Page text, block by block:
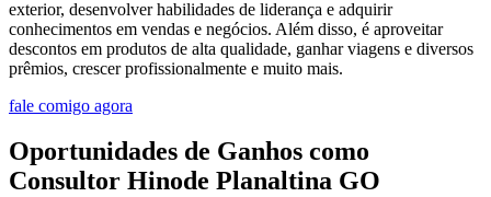
exterior, desenvolver habilidades de liderança e adquirir
conhecimentos em vendas e negócios. Além disso, é aproveitar
descontos em produtos de alta qualidade, ganhar viagens e diversos
prêmios, crescer profissionalmente e muito mais.
fale comigo agora
Oportunidades de Ganhos como
Consultor Hinode Planaltina GO